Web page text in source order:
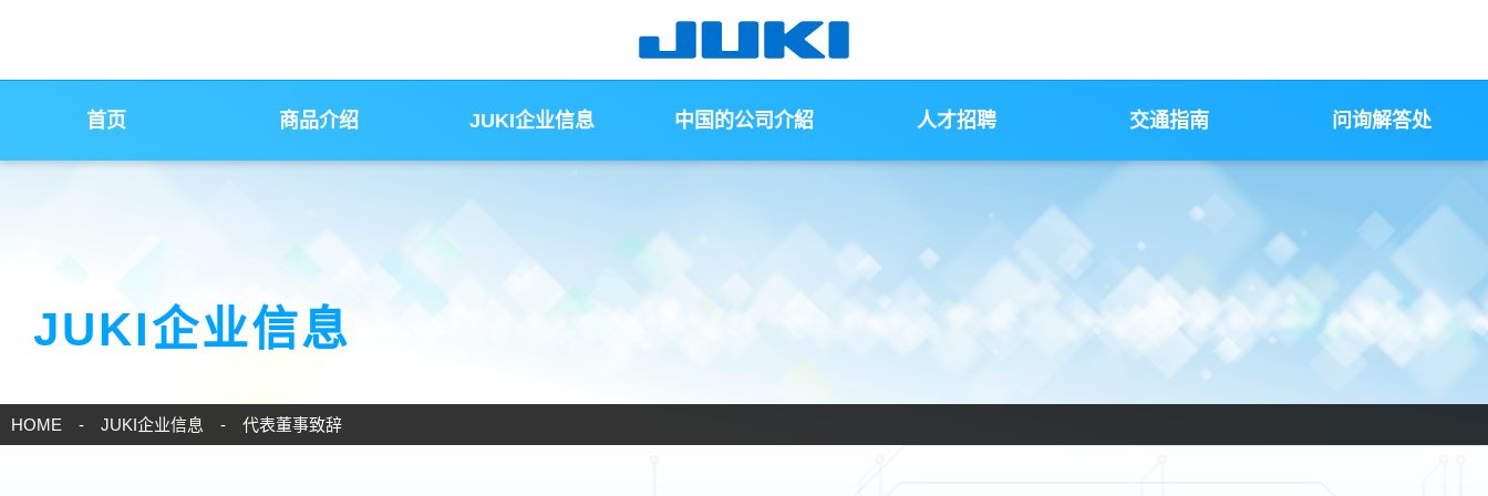
首页 商品介绍 JUKI企业信息 中国的公司介紹 人才招聘 交通指南 问询解答处
JUKI企业信息
HOME JUKI企业信息 代表董事致辞